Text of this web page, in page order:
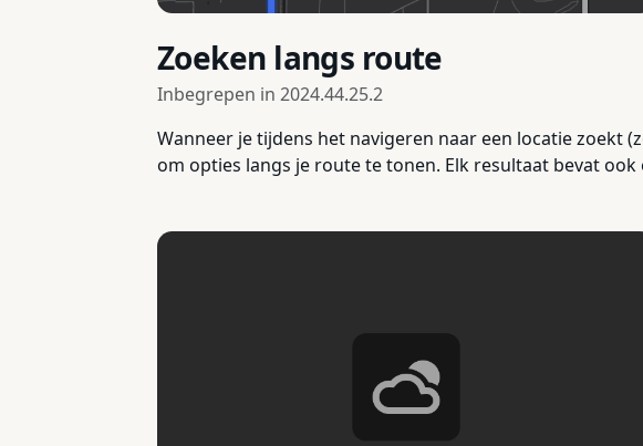
Zoeken langs route
Inbegrepen in 2024.44.25.2
Wanneer je tijdens het navigeren naar een locatie
om opties langs je route te tonen. Elk resultaat bevat